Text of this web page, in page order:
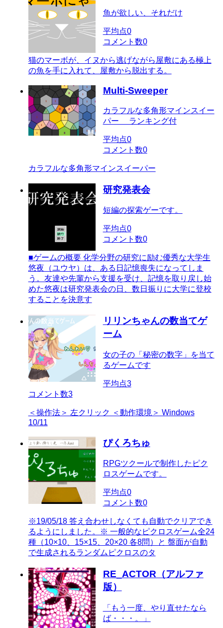
魚が欲しい、それだけ
平均点0
コメント数0
猫のマーボが、イヌから逃げながら屋敷にある極上
の魚を手に入れて、屋敷から脱出する。
Multi-Sweeper
カラフルな多角形マインスイー
パー ランキング付
平均点0
コメント数0
カラフルな多角形マインスイーパー
研究発表会
短編の探索ゲーです。
平均点0
コメント数0
■ゲームの概要 化学分野の研究に励む優秀な大学生
悠夜（ユウヤ）は、ある日記憶喪失になってしま
う。友達や先輩から支援を受け、記憶を取り戻し始
めた悠夜は研究発表会の日、数日振りに大学に登校
することを決意す
リリンちゃんの数当てゲ
ーム
女の子の「秘密の数字」を当て
るゲームです
平均点3
コメント数3
＜操作法＞ 左クリック ＜動作環境＞ Windows
10/11
ぴくろちゅ
RPGツクールで制作したピク
ロスゲームです。
平均点0
コメント数0
※19/05/18 答え合わせしなくても自動でクリアでき
るようにしました。※ 一般的なピクロスゲーム全24
種（10×10、15×15、20×20 各8問）と 盤面が自動
で生成されるランダムピクロスのタ
RE_ACTOR（アルファ
版）
「もう一度、やり直せたなら
ば・・・。」